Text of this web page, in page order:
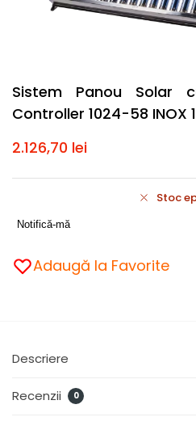
Sistem Panou Solar
Controller 1024-58 INOX
2.126,70 lei
Stoc
Notifică-mă
Adaugă la Favorite
Descriere
Recenzii 0